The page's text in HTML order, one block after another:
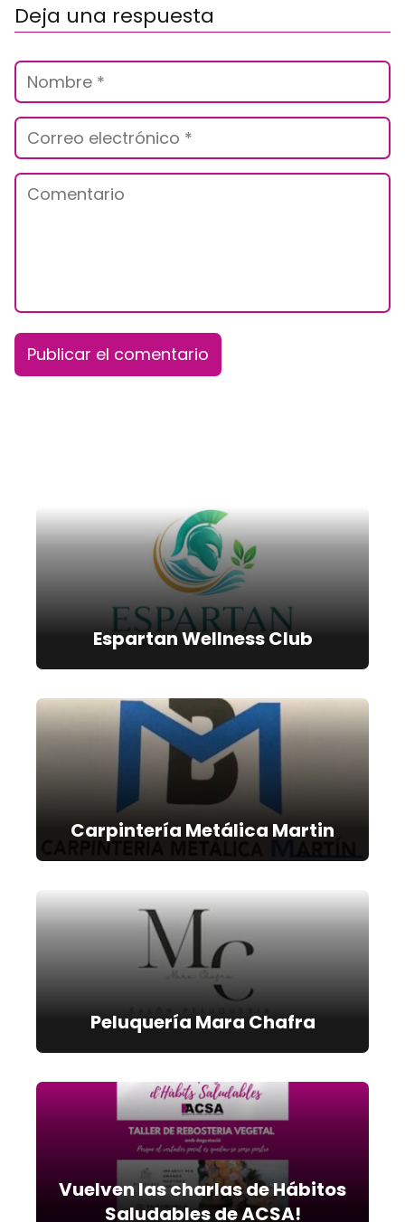
Deja una respuesta
Espartan Wellness Club
Carpintería Metálica Martin
Peluquería Mara Chafra
Vuelven las charlas de Hábitos
Saludables de ACSA!